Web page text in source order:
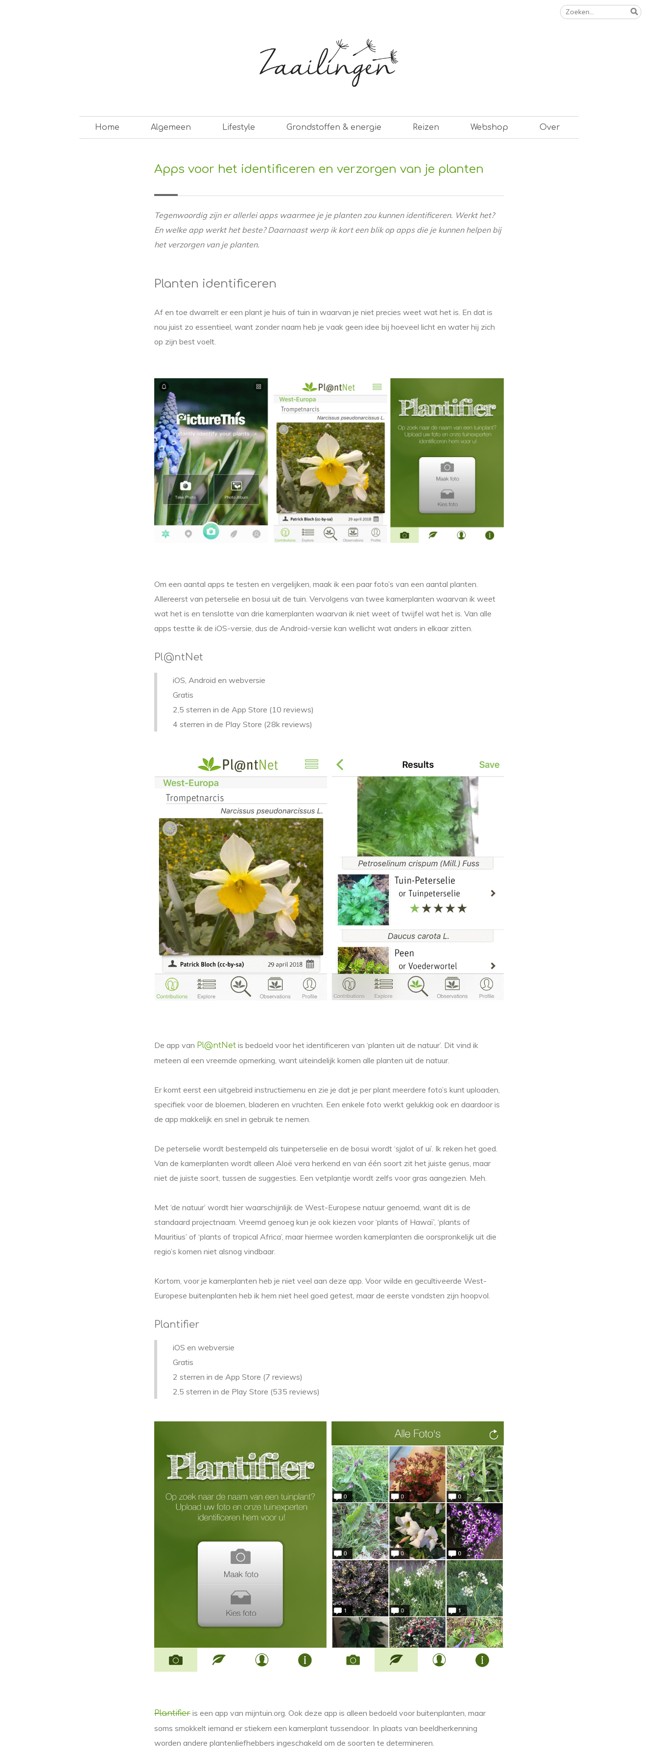
Zoeken
naar:
Home Algemeen Lifestyle Grondstoffen & energie Reizen Webshop Over
Apps voor het identificeren en verzorgen van je planten
Tegenwoordig zijn er allerlei apps waarmee je je planten zou kunnen identificeren. Werkt het?
En welke app werkt het beste? Daarnaast werp ik kort een blik op apps die je kunnen helpen bij
het verzorgen van je planten.
Planten identificeren
Af en toe dwarrelt er een plant je huis of tuin in waarvan je niet precies weet wat het is. En dat is
nou juist zo essentieel, want zonder naam heb je vaak geen idee bij hoeveel licht en water hij zich
op zijn best voelt.
Om een aantal apps te testen en vergelijken, maak ik een paar foto’s van een aantal planten.
Allereerst van peterselie en bosui uit de tuin. Vervolgens van twee kamerplanten waarvan ik weet
wat het is en tenslotte van drie kamerplanten waarvan ik niet weet of twijfel wat het is. Van alle
apps testte ik de iOS-versie, dus de Android-versie kan wellicht wat anders in elkaar zitten.
Pl@ntNet
iOS, Android en webversie
Gratis
2,5 sterren in de App Store (10 reviews)
4 sterren in de Play Store (28k reviews)
De app van Pl@ntNet is bedoeld voor het identificeren van ‘planten uit de natuur’. Dit vind ik
meteen al een vreemde opmerking, want uiteindelijk komen alle planten uit de natuur.
Er komt eerst een uitgebreid instructiemenu en zie je dat je per plant meerdere foto’s kunt uploaden,
specifiek voor de bloemen, bladeren en vruchten. Een enkele foto werkt gelukkig ook en daardoor is
de app makkelijk en snel in gebruik te nemen.
De peterselie wordt bestempeld als tuinpeterselie en de bosui wordt ‘sjalot of ui’. Ik reken het goed.
Van de kamerplanten wordt alleen Aloë vera herkend en van één soort zit het juiste genus, maar
niet de juiste soort, tussen de suggesties. Een vetplantje wordt zelfs voor gras aangezien. Meh.
Met ‘de natuur’ wordt hier waarschijnlijk de West-Europese natuur genoemd, want dit is de
standaard projectnaam. Vreemd genoeg kun je ook kiezen voor ‘plants of Hawaï’, ‘plants of
Mauritius’ of ‘plants of tropical Africa’, maar hiermee worden kamerplanten die oorspronkelijk uit die
regio’s komen niet alsnog vindbaar.
Kortom, voor je kamerplanten heb je niet veel aan deze app. Voor wilde en gecultiveerde West-
Europese buitenplanten heb ik hem niet heel goed getest, maar de eerste vondsten zijn hoopvol.
Plantifier
iOS en webversie
Gratis
2 sterren in de App Store (7 reviews)
2,5 sterren in de Play Store (535 reviews)
Plantifier is een app van mijntuin.org. Ook deze app is alleen bedoeld voor buitenplanten, maar
soms smokkelt iemand er stiekem een kamerplant tussendoor. In plaats van beeldherkenning
worden andere plantenliefhebbers ingeschakeld om de soorten te determineren.